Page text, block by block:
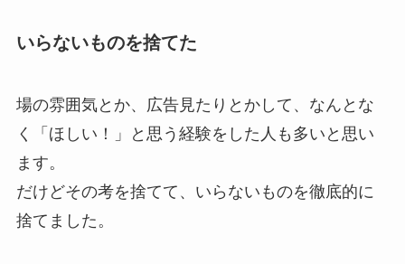
いらないものを捨てた
場の雰囲気とか、広告見たりとかして、なんとな
く「ほしい！」と思う経験をした人も多いと思い
ます。
だけどその考を捨てて、いらないものを徹底的に
捨てました。